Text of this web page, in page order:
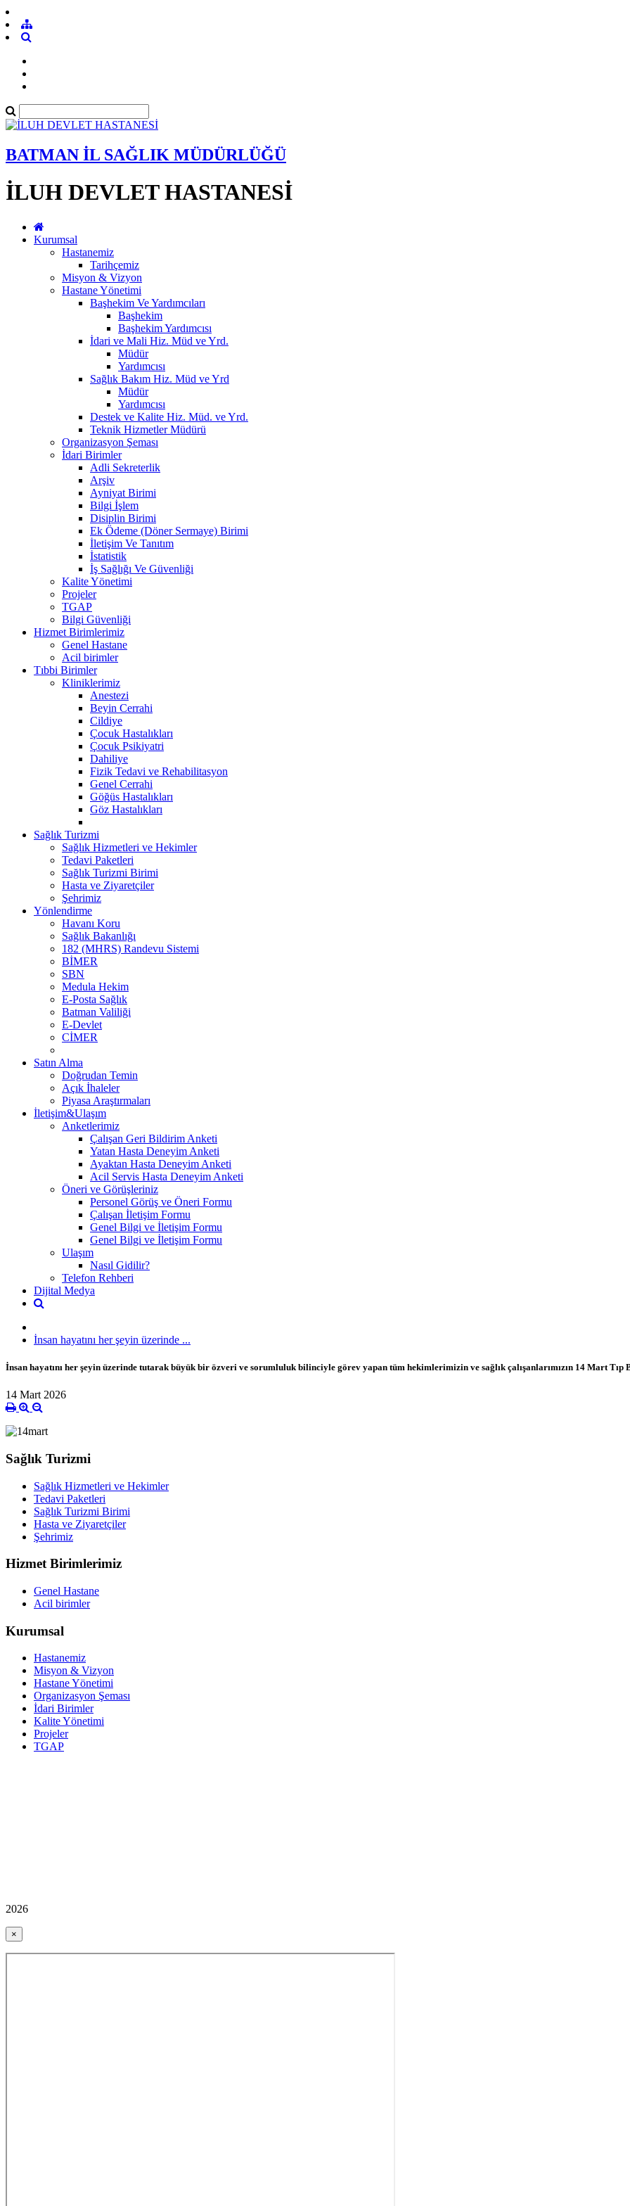
BATMAN İL SAĞLIK MÜDÜRLÜĞÜ
İLUH DEVLET HASTANESİ
Kurumsal
Hastanemiz
Tarihçemiz
Misyon & Vizyon
Hastane Yönetimi
Başhekim Ve Yardımcıları
Başhekim
Başhekim Yardımcısı
İdari ve Mali Hiz. Müd ve Yrd.
Müdür
Yardımcısı
Sağlık Bakım Hiz. Müd ve Yrd
Müdür
Yardımcısı
Destek ve Kalite Hiz. Müd. ve Yrd.
Teknik Hizmetler Müdürü
Organizasyon Şeması
İdari Birimler
Adli Sekreterlik
Arşiv
Ayniyat Birimi
Bilgi İşlem
Disiplin Birimi
Ek Ödeme (Döner Sermaye) Birimi
İletişim Ve Tanıtım
İstatistik
İş Sağlığı Ve Güvenliği
Kalite Yönetimi
Projeler
TGAP
Bilgi Güvenliği
Hizmet Birimlerimiz
Genel Hastane
Acil birimler
Tıbbi Birimler
Kliniklerimiz
Anestezi
Beyin Cerrahi
Cildiye
Çocuk Hastalıkları
Çocuk Psikiyatri
Dahiliye
Fizik Tedavi ve Rehabilitasyon
Genel Cerrahi
Göğüs Hastalıkları
Göz Hastalıkları
Sağlık Turizmi
Sağlık Hizmetleri ve Hekimler
Tedavi Paketleri
Sağlık Turizmi Birimi
Hasta ve Ziyaretçiler
Şehrimiz
Yönlendirme
Havanı Koru
Sağlık Bakanlığı
182 (MHRS) Randevu Sistemi
BİMER
SBN
Medula Hekim
E-Posta Sağlık
Batman Valiliği
E-Devlet
CİMER
Satın Alma
Doğrudan Temin
Açık İhaleler
Piyasa Araştırmaları
İletişim&Ulaşım
Anketlerimiz
Çalışan Geri Bildirim Anketi
Yatan Hasta Deneyim Anketi
Ayaktan Hasta Deneyim Anketi
Acil Servis Hasta Deneyim Anketi
Öneri ve Görüşleriniz
Personel Görüş ve Öneri Formu
Çalışan İletişim Formu
Genel Bilgi ve İletişim Formu
Genel Bilgi ve İletişim Formu
Ulaşım
Nasıl Gidilir?
Telefon Rehberi
Dijital Medya
İnsan hayatını her şeyin üzerinde ...
İnsan hayatını her şeyin üzerinde tutarak büyük bir özveri ve sorumluluk bilinciyle görev yapan tüm hekimlerimizin ve sağlık çalışanlarımızın 14 Mart Tıp
14 Mart 2026
Sağlık Turizmi
Sağlık Hizmetleri ve Hekimler
Tedavi Paketleri
Sağlık Turizmi Birimi
Hasta ve Ziyaretçiler
Şehrimiz
Hizmet Birimlerimiz
Genel Hastane
Acil birimler
Kurumsal
Hastanemiz
Misyon & Vizyon
Hastane Yönetimi
Organizasyon Şeması
İdari Birimler
Kalite Yönetimi
Projeler
TGAP
2026
×